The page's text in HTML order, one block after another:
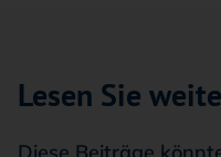
Lesen Sie
Diese Beiträge